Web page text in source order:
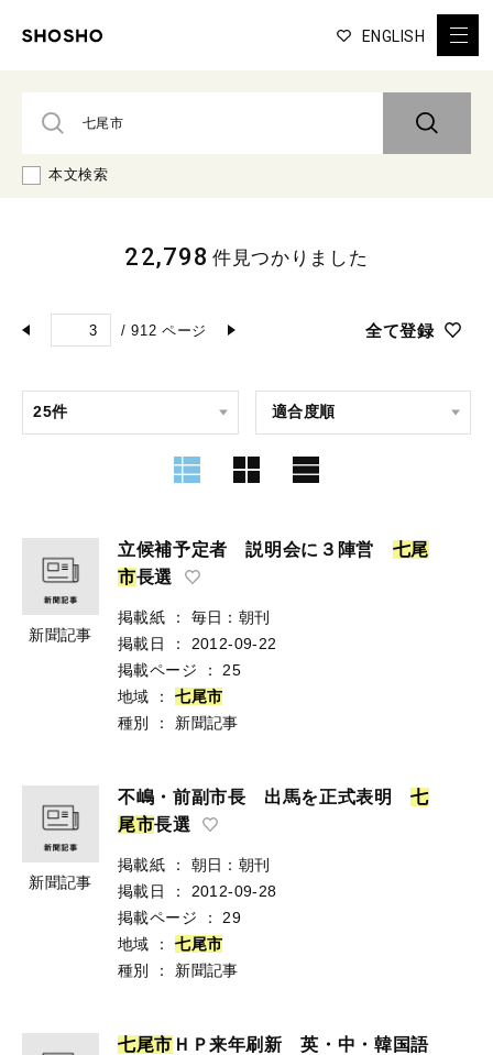
ENGLISH
本文検索
/ 912 ページ 全て登録
22,798 件見つかりました
新聞記事
立候補予定者 説明会に３陣営 七尾
市長選
掲載紙 ：
毎日：朝刊
掲載日
：
2012-09-22
掲載ページ
：
25
地域
： 七尾市
種別
： 新聞記事
新聞記事
不嶋・前副市長 出馬を正式表明七
尾市長選
掲載紙 ：
朝日：朝刊
掲載日
：
2012-09-28
掲載ページ
：
29
地域
： 七尾市
種別
： 新聞記事
七尾市 ＨＰ来年刷新 英・中・韓国語